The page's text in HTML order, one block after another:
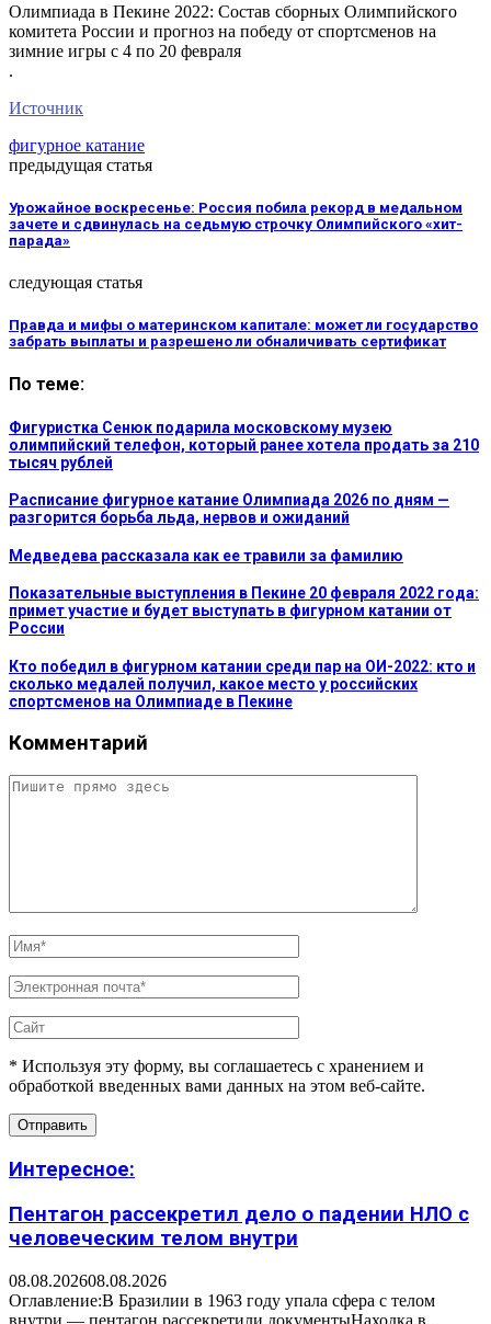
Олимпиада в Пекине 2022: Состав сборных Олимпийского
комитета России и прогноз на победу от спортсменов на
зимние игры с 4 по 20 февраля
.
Источник
фигурное катание
предыдущая статья
Урожайное воскресенье: Россия побила рекорд в медальном
зачете и сдвинулась на седьмую строчку Олимпийского «хит-
парада»
следующая статья
Правда и мифы о материнском капитале: может ли государство
забрать выплаты и разрешено ли обналичивать сертификат
По теме:
Фигуристка Сенюк подарила московскому музею
олимпийский телефон, который ранее хотела продать за 210
тысяч рублей
Расписание фигурное катание Олимпиада 2026 по дням —
разгорится борьба льда, нервов и ожиданий
Медведева рассказала как ее травили за фамилию
Показательные выступления в Пекине 20 февраля 2022 года:
примет участие и будет выступать в фигурном катании от
России
Кто победил в фигурном катании среди пар на ОИ-2022: кто и
сколько медалей получил, какое место у российских
спортсменов на Олимпиаде в Пекине
Комментарий
* Используя эту форму, вы соглашаетесь с хранением и
обработкой введенных вами данных на этом веб-сайте.
Интересное:
Пентагон рассекретил дело о падении НЛО с
человеческим телом внутри
08.08.202608.08.2026
Оглавление:В Бразилии в 1963 году упала сфера с телом
внутри — пентагон рассекретили документыНаходка в...